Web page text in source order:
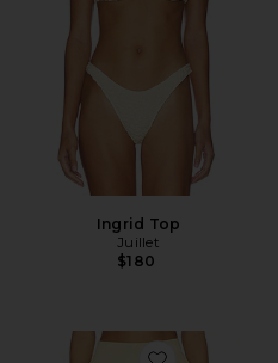
Ingrid Top
Juillet
$180